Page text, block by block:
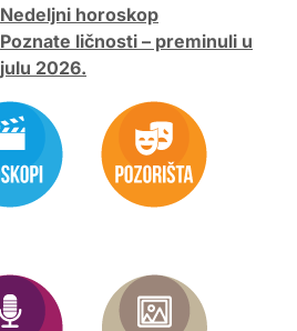
Nedeljni horoskop
Poznate ličnosti – preminuli u
julu 2026.